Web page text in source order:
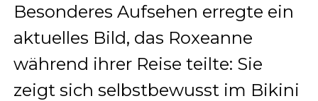
Besonderes Aufsehen erregte ein
aktuelles Bild, das Roxeanne
während ihrer Reise teilte: Sie
zeigt sich selbstbewusst im Bikini